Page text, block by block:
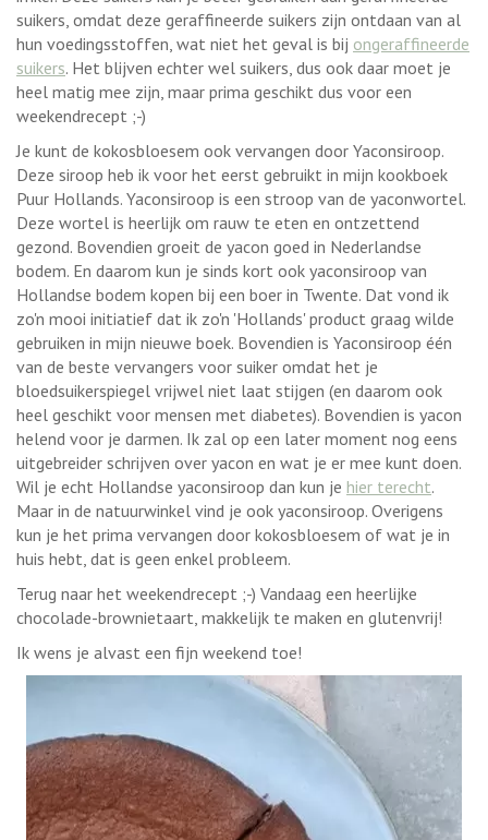
suikers, omdat deze geraffineerde suikers zijn ontdaan van al
hun voedingsstoffen, wat niet het geval is bij ongeraffineerde
suikers. Het blijven echter wel suikers, dus ook daar moet je
heel matig mee zijn, maar prima geschikt dus voor een
weekendrecept ;-)
Je kunt de kokosbloesem ook vervangen door Yaconsiroop.
Deze siroop heb ik voor het eerst gebruikt in mijn kookboek
Puur Hollands. Yaconsiroop is een stroop van de yaconwortel.
Deze wortel is heerlijk om rauw te eten en ontzettend
gezond. Bovendien groeit de yacon goed in Nederlandse
bodem. En daarom kun je sinds kort ook yaconsiroop van
Hollandse bodem kopen bij een boer in Twente. Dat vond ik
zo'n mooi initiatief dat ik zo'n 'Hollands' product graag wilde
gebruiken in mijn nieuwe boek. Bovendien is Yaconsiroop één
van de beste vervangers voor suiker omdat het je
bloedsuikerspiegel vrijwel niet laat stijgen (en daarom ook
heel geschikt voor mensen met diabetes). Bovendien is yacon
helend voor je darmen. Ik zal op een later moment nog eens
uitgebreider schrijven over yacon en wat je er mee kunt doen.
Wil je echt Hollandse yaconsiroop dan kun je hier terecht.
Maar in de natuurwinkel vind je ook yaconsiroop. Overigens
kun je het prima vervangen door kokosbloesem of wat je in
huis hebt, dat is geen enkel probleem.
Terug naar het weekendrecept ;-) Vandaag een heerlijke
chocolade-brownietaart, makkelijk te maken en glutenvrij!
Ik wens je alvast een fijn weekend toe!